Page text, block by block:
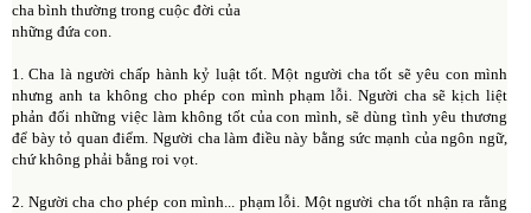
cha bình thường trong cuộc đời của
những đứa con.
1. Cha là người chấp hành kỷ luật tốt. Một người cha tốt sẽ yêu con mình
nhưng anh ta không cho phép con mình phạm lỗi. Người cha sẽ kịch liệt
phản đối những việc làm không tốt của con mình, sẽ dùng tình yêu thương
để bày tỏ quan điểm. Người cha làm điều này bằng sức mạnh của ngôn ngữ,
chứ không phải bằng roi vọt.
2. Người cha cho phép con mình... phạm lỗi. Một người cha tốt nhận ra rằng